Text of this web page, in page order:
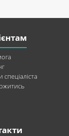
спеціаліста